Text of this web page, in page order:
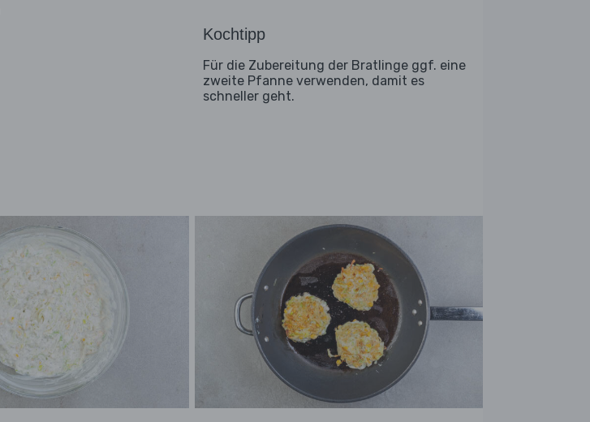
Kochtipp
Für die Zubereitung der Bratlinge ggf. eine
zweite Pfanne verwenden, damit es
schneller geht.